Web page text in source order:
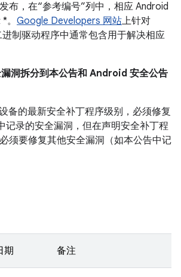
布，在“参考编号”列中，相应 Android
Google Developers 网站上针对
制驱动程序中通常包含用于解决相应
洞拆分到本公告和 Android 安全公告
备的最新安全补丁程序级别，必须修复
记录的安全漏洞，但在声明安全补丁程
须要修复其他安全漏洞（如本公告中记
期 备注